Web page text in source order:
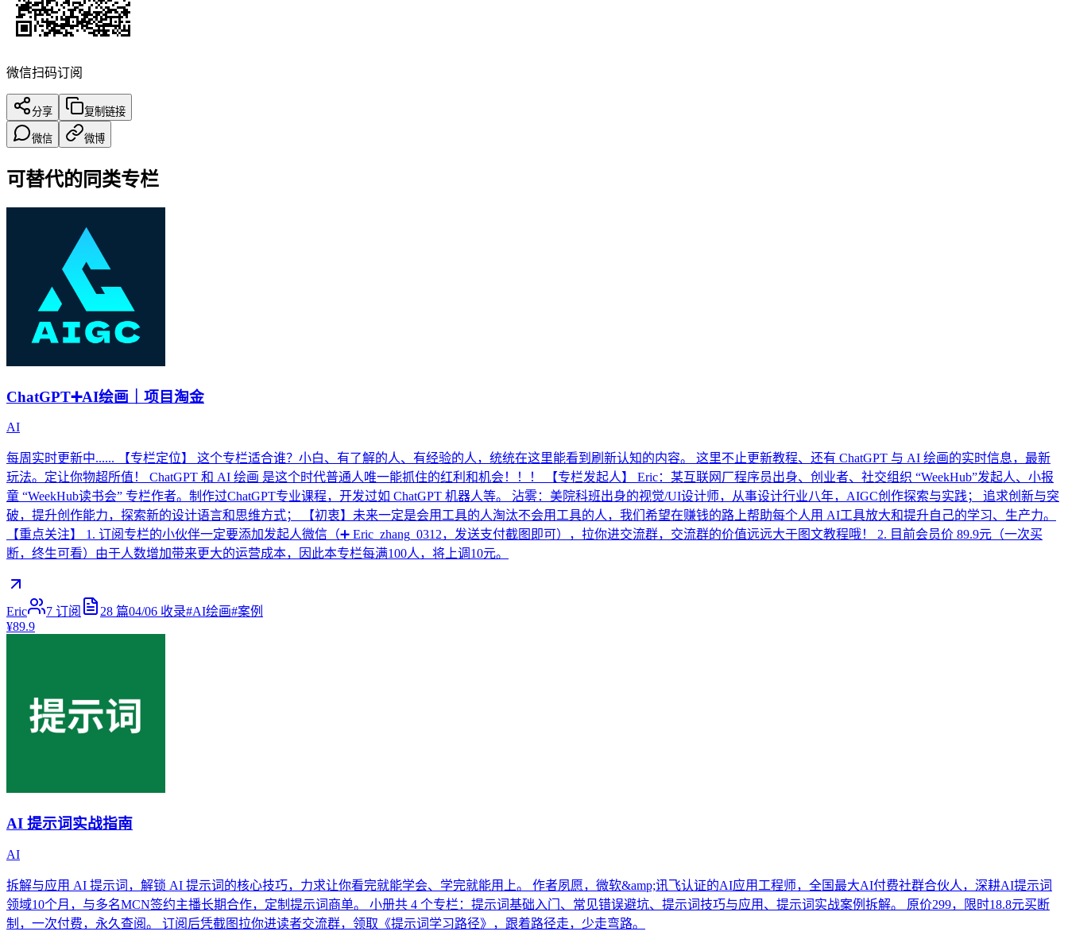
微信扫码订阅
分享 复制链接
微信 微博
可替代的同类专栏
ChatGPT➕AI绘画｜项目淘金
AI
每周实时更新中...... 【专栏定位】 这个专栏适合谁？小白、有了解的人、有经验的人，统统在这里能看到刷新认知的内容。 这里不止更新教程、还有 ChatGPT 与 AI 绘画的实时信息，最新
玩法。定让你物超所值！ ChatGPT 和 AI 绘画 是这个时代普通人唯一能抓住的红利和机会！！！ 【专栏发起人】 Eric：某互联网厂程序员出身、创业者、社交组织 “WeekHub”发起人、小报
童 “WeekHub读书会” 专栏作者。制作过ChatGPT专业课程，开发过如 ChatGPT 机器人等。 沾雾：美院科班出身的视觉/UI设计师，从事设计行业八年，AIGC创作探索与实践； 追求创新与突
破，提升创作能力，探索新的设计语言和思维方式； 【初衷】未来一定是会用工具的人淘汰不会用工具的人，我们希望在赚钱的路上帮助每个人用 AI工具放大和提升自己的学习、生产力。
【重点关注】 1. 订阅专栏的小伙伴一定要添加发起人微信（➕ Eric_zhang_0312，发送支付截图即可），拉你进交流群，交流群的价值远远大于图文教程哦！ 2. 目前会员价 89.9元（一次买
断，终生可看）由于人数增加带来更大的运营成本，因此本专栏每满100人，将上调10元。
Eric 7 订阅 28 篇04/06 收录#AI绘画#案例
¥89.9
AI 提示词实战指南
AI
拆解与应用 AI 提示词，解锁 AI 提示词的核心技巧，力求让你看完就能学会、学完就能用上。 作者夙愿，微软&amp;讯飞认证的AI应用工程师，全国最大AI付费社群合伙人，深耕AI提示词
领域10个月，与多名MCN签约主播长期合作，定制提示词商单。 小册共 4 个专栏：提示词基础入门、常见错误避坑、提示词技巧与应用、提示词实战案例拆解。 原价299，限时18.8元买断
制，一次付费，永久查阅。 订阅后凭截图拉你进读者交流群，领取《提示词学习路径》，跟着路径走，少走弯路。